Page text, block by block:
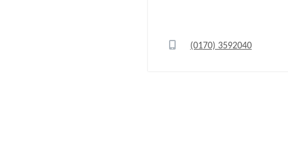
(0170) 3592040